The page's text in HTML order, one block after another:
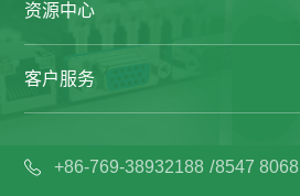
资源中心
客户服务
+86-769-38932188 /8547 8068